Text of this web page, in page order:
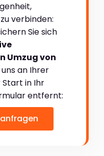
zu verbinden:
Sie sich
Umzug von
uns an Ihrer
Start in Ihr
entfernt: